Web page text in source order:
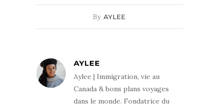
By AYLEE
AYLEE
Aylee | Immigration, vie au
Canada & bons plans voyages
dans le monde. Fondatrice du